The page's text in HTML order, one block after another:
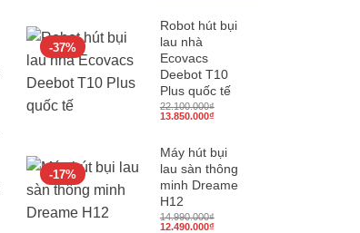
-37%
Robot hút bụi
lau nhà
Ecovacs
Deebot T10
Plus quốc tế
22.100.000₫
Giá
13.850.000₫Giá
13.850.000₫.
-17%
Máy hút bụi
lau sàn thông
minh Dreame
H12
14.990.000₫
Giá
12.490.000₫Giá